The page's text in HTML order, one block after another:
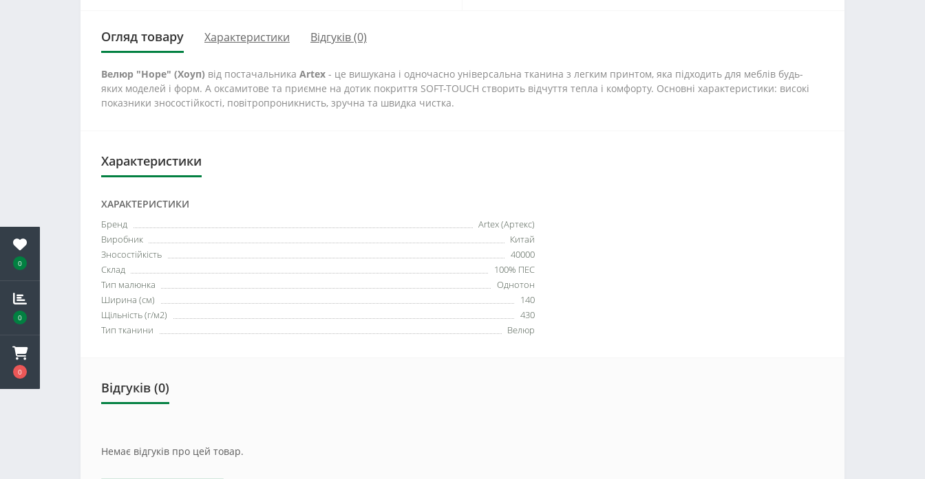
0
0
0
Огляд товару Характеристики Відгуків (0)
Велюр "Норе" (Хоуп) від постачальника Artex - це вишукана і одночасно універсальна тканина з легким принтом, яка підходить для меблів будь-
яких моделей і форм. А оксамитове та приємне на дотик покриття SOFT-TOUCH створить відчуття тепла і комфорту. Основні характеристики: високі
показники зносостійкості, повітропроникнисть, зручна та швидка чистка.
Характеристики
ХАРАКТЕРИСТИКИ
Бренд
Artex (Артекс)
Виробник
Китай
Зносостійкість
40000
Склад
100% ПЕС
Тип малюнка
Однотон
Ширина (см)
140
Щільність (г/м2)
430
Тип тканини
Велюр
Відгуків (0)
Немає відгуків про цей товар.